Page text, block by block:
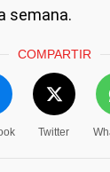
semana.
COMPARTIR
Twitter